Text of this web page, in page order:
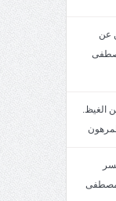
عن
مصطفى
والكاظمين الغيظ.
السر
الشيخ مصطفى